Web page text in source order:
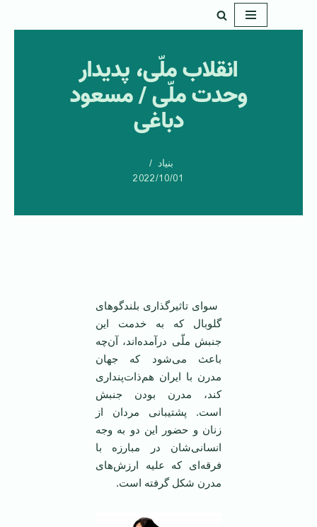
انقلاب ملّی، پدیدار
وحدت ملّی / مسعود
دباغی
بنیاد
2022/10/01
‌ سوای تاثیرگذاری بلندگوهای
گلوبال که به خدمت این
جنبش ملّی درآمده‌اند، آن‌چه
باعث می‌شود که جهان
مدرن با ایران هم‌ذات‌پنداری
کند، مدرن بودن جنبش
است. پشتیبانی مردان از
زنان و حضور این دو به وجه
انسانی‌شان در مبارزه با
فرقه‌ای که علیه ارزش‌های
مدرن شکل گرفته است.